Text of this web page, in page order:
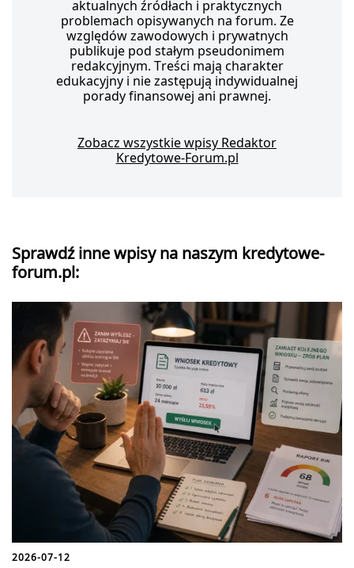
aktualnych źródłach i praktycznych
problemach opisywanych na forum. Ze
względów zawodowych i prywatnych
publikuje pod stałym pseudonimem
redakcyjnym. Treści mają charakter
edukacyjny i nie zastępują indywidualnej
porady finansowej ani prawnej.
Zobacz wszystkie wpisy Redaktor
Kredytowe-Forum.pl
Sprawdź inne wpisy na naszym kredytowe-
forum.pl:
2026-07-12